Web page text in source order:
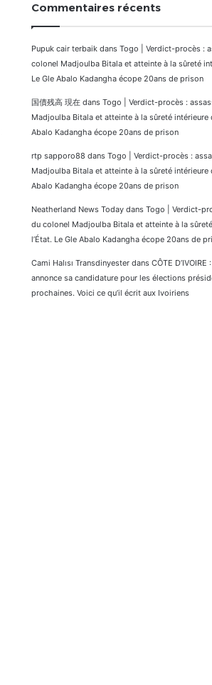
Commentaires récents
Pupuk cair terbaik dans Togo | Verdict-procès :
colonel Madjoulba Bitala et atteinte à la sûreté
Le Gle Abalo Kadangha écope 20ans de prison
国債残高 現在 dans Togo | Verdict-procès :
Madjoulba Bitala et atteinte à la sûreté intérieure
Abalo Kadangha écope 20ans de prison
rtp sapporo88 dans Togo | Verdict-procès :
Madjoulba Bitala et atteinte à la sûreté intérieure
Abalo Kadangha écope 20ans de prison
Neatherland News Today dans Togo | Verdict-
du colonel Madjoulba Bitala et atteinte à la
l’État. Le Gle Abalo Kadangha écope 20ans de
Cami Halısı Transdinyester dans CÔTE D’IVOIRE
annonce sa candidature pour les élections
prochaines. Voici ce qu’il écrit aux Ivoiriens